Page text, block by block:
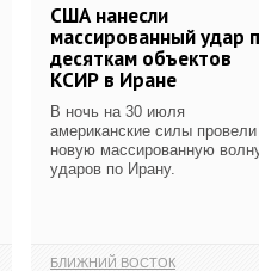
США нанесли
массированный удар
десяткам объектов
КСИР в Иране
В ночь на 30 июля
американские силы провели
новую массированную
ударов по Ирану.
БЛИЖНИЙ ВОСТОК